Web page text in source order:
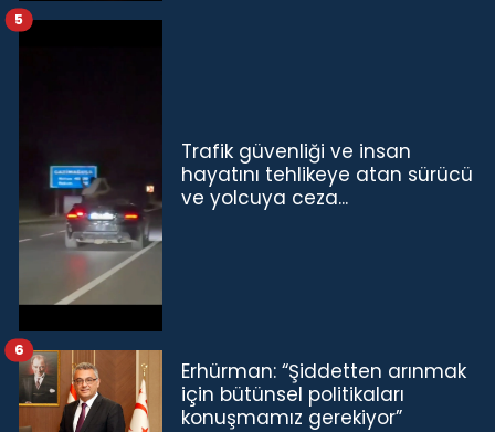
Trafik güvenliği ve insan
hayatını tehlikeye atan sürücü
ve yolcuya ceza...
5
Erhürman: “Şiddetten arınmak
için bütünsel politikaları
konuşmamız gerekiyor”
6